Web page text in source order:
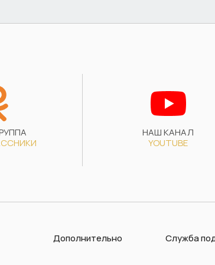
НАШ КАНАЛ
YOUTUBE
Дополнительно Служба